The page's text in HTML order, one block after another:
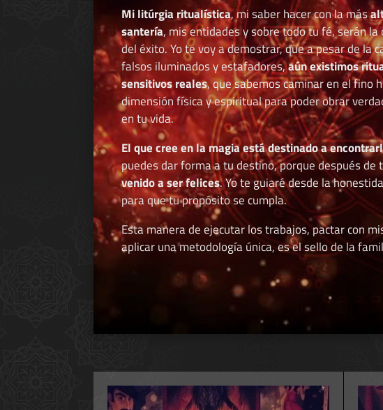
Mi litúrgia ritualística, mi saber hacer con la más
santería, mis entidades y sobre todo tu fé, serán la
del éxito. Yo te voy a demostrar, que a pesar de la
falsos iluminados y estafadores,aún existimos
sensitivos reales, que sabemos caminar en el fino
dimensión física y espiritual para poder obrar
en tu vida.
El que cree en la magia está destinado a
puedes dar forma a tu destino, porque después de
venido a ser felices. Yo te guiaré desde la
para que tu propósito se cumpla.
Esta manera de ejecutar los trabajos, pactar con
aplicar una metodología única, es el sello de la